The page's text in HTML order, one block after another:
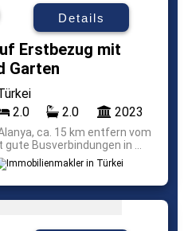
Details
Erstbezug mit
Garten
2.0 2.0 2023
ca. 15 km entfern vom
Busverbindungen in ...